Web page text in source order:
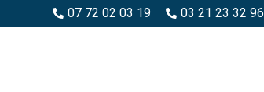
07 72 02 03 19 03 21 23 32 96